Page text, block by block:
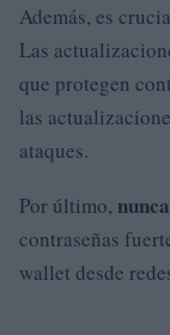
Además, es
Las
que protegen
las
ataques.
Por último,
contraseñas
wallet desde